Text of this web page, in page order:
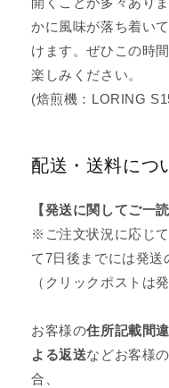
かに風味が落ち着い
けます。ぜひこの時
楽しみください。
(焙煎機：LORING
配送・送料につ
【発送に関してご一
※ご注文状況に応じ
て7日後までには発送
（クリックポストは
お客様の住所記載間違
よる返送などお客様
合、